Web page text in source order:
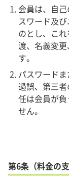
会員は、自
スワード及
のとし、こ
渡、名義変
す。
パスワード
過誤、第三
任は会員が
せん。
第6条（料金の支